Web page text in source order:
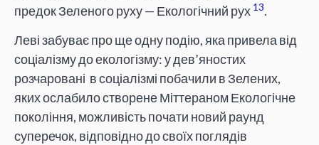
предок Зеленого руху — Екологічний рух 13.
Леві забуває про ще одну подію, яка привела від
соціалізму до екологізму: у дев’яностих
розчаровані в соціалізмі побачили в Зелених,
яких ослабило створене Міттераном Екологічне
покоління, можливість почати новий раунд
суперечок, відповідно до своїх поглядів